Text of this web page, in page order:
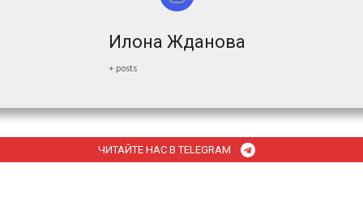
Илона Жданова
+ posts
ЧИТАЙТЕ НАС В TELEGRAM